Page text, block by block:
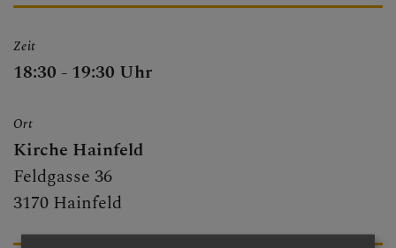
PFARRTEAM
FOTOGALERIE
GRUPPEN & RUNDEN
Zeit
18:30 - 19:30 Uhr
Ort
Kirche Hainfeld
Feldgasse 36
3170 Hainfeld